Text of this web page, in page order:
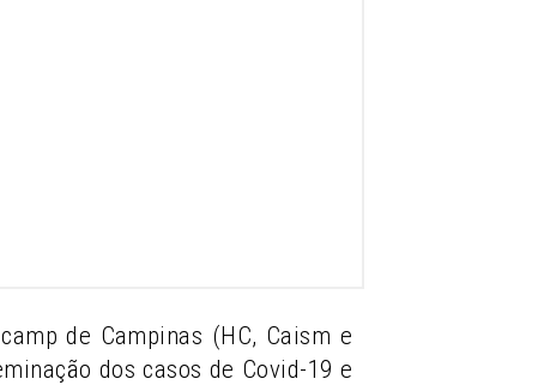
de Campinas (HC, Caism e
dos casos de Covid-19 e